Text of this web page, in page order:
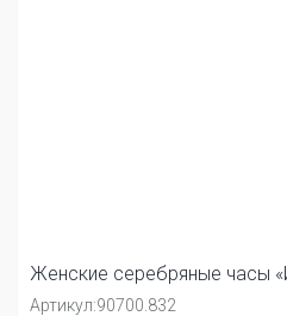
Женские серебряные часы
Артикул:90700.832